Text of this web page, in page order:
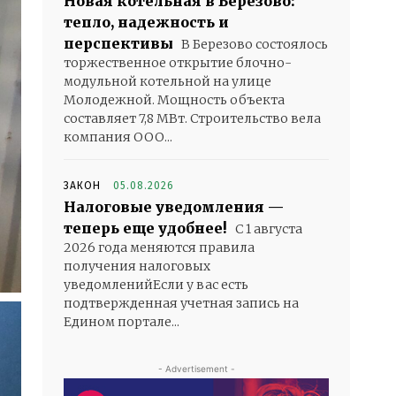
тепло, надежность и
перспективы В Березово состоялось
торжественное открытие блочно-
модульной котельной на улице
Молодежной. Мощность объекта
составляет 7,8 МВт. Строительство вела
компания ООО...
ЗАКОН 05.08.2026
Налоговые уведомления —
теперь еще удобнее! С 1 августа
2026 года меняются правила
получения налоговых
уведомленийЕсли у вас есть
подтвержденная учетная запись на
Едином портале...
- Advertisement -